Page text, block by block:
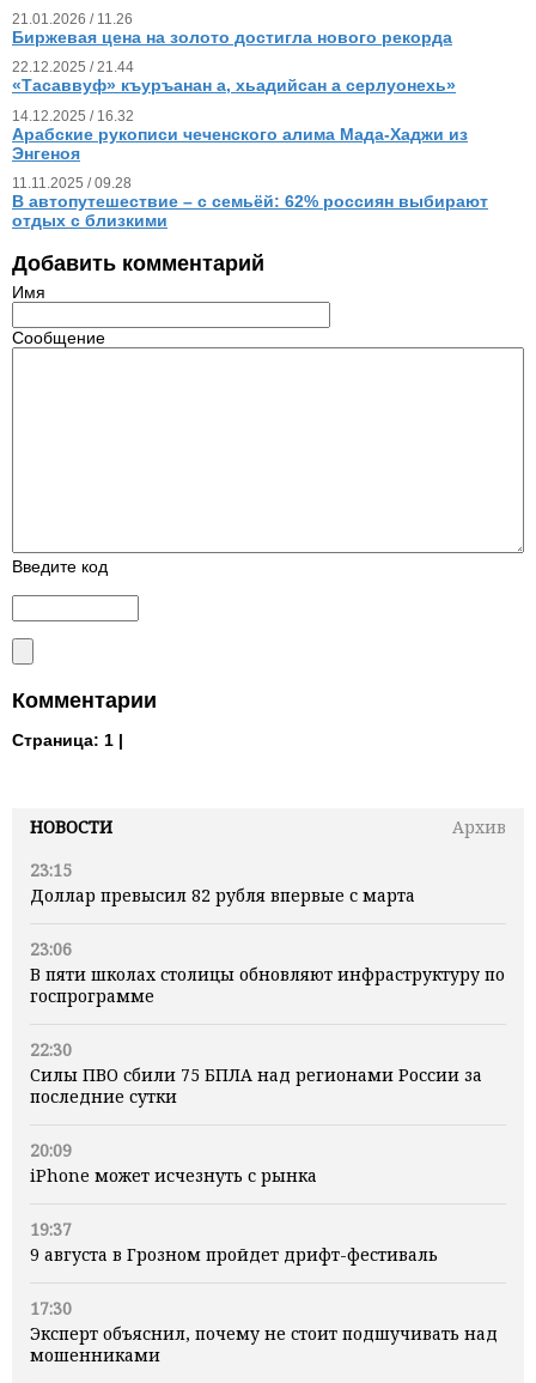
НОВОСТИ
Архив
23:15
Доллар превысил 82 рубля впервые с марта
23:06
В пяти школах столицы обновляют инфраструктуру по
госпрограмме
22:30
Силы ПВО сбили 75 БПЛА над регионами России за
последние сутки
20:09
iPhone может исчезнуть с рынка
19:37
9 августа в Грозном пройдет дрифт-фестиваль
17:30
Эксперт объяснил, почему не стоит подшучивать над
мошенниками
21.01.2026 / 11.26
Биржевая цена на золото достигла нового рекорда
22.12.2025 / 21.44
«Тасаввуф» къуръанан а, хьадийсан а серлуонехь»
14.12.2025 / 16.32
Арабские рукописи чеченского алима Мада-Хаджи из
Энгеноя
11.11.2025 / 09.28
В автопутешествие – с семьёй: 62% россиян выбирают
отдых с близкими
Добавить комментарий
Имя
Сообщение
Введите код
Комментарии
Страница: 1 |